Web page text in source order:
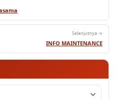
Selanjutnya →
INFO MAINTENANCE